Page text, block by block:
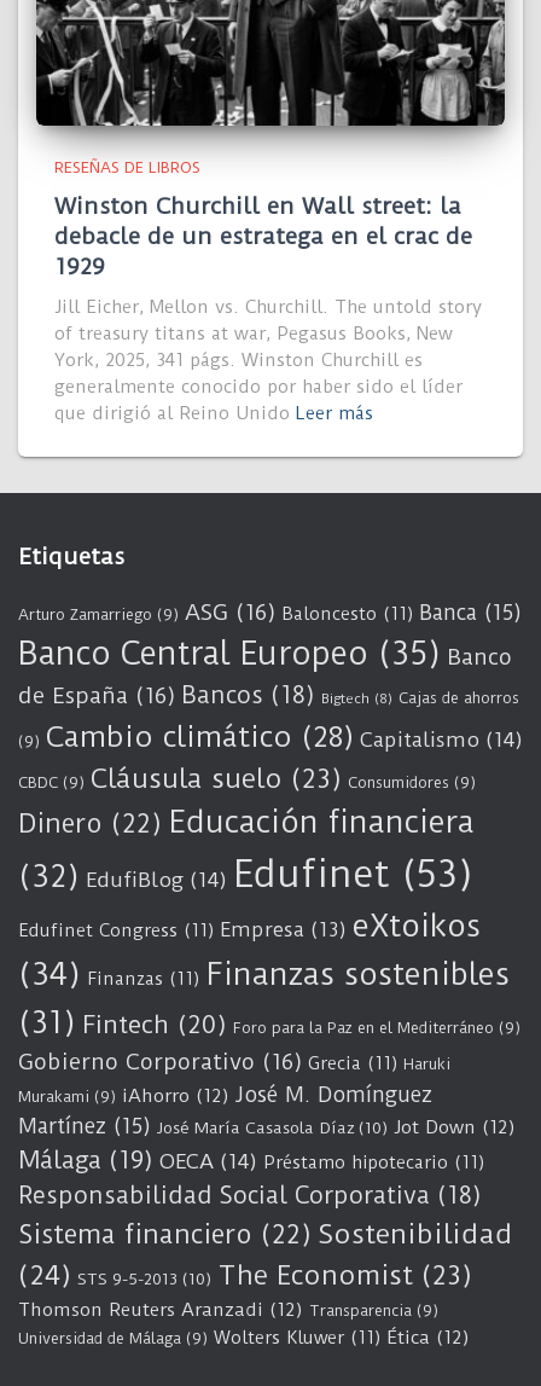
RESEÑAS DE LIBROS
Winston Churchill en Wall street: la
debacle de un estratega en el crac de
1929
Jill Eicher, Mellon vs. Churchill. The untold story
of treasury titans at war, Pegasus Books, New
York, 2025, 341 págs. Winston Churchill es
generalmente conocido por haber sido el líder
que dirigió al Reino Unido Leer más
Etiquetas
Arturo Zamarriego (9) ASG (16) Baloncesto (11) Banca (15)
Banco Central Europeo (35) Banco
de España (16) Bancos (18) Bigtech (8) Cajas de ahorros
(9) Cambio climático (28) Capitalismo (14)
CBDC (9) Cláusula suelo (23) Consumidores (9)
Dinero (22) Educación financiera
(32) EdufiBlog (14) Edufinet (53)
Edufinet Congress (11) Empresa (13) eXtoikos
(34) Finanzas (11) Finanzas sostenibles
(31) Fintech (20) Foro para la Paz en el Mediterráneo (9)
Gobierno Corporativo (16) Grecia (11) Haruki
Murakami (9) iAhorro (12) José M. Domínguez
Martínez (15) José María Casasola Díaz(10) Jot Down (12)
Málaga (19) OECA (14) Préstamo hipotecario (11)
Responsabilidad Social Corporativa (18)
Sistema financiero (22) Sostenibilidad
(24) STS 9-5-2013 (10) The Economist (23)
Thomson Reuters Aranzadi (12) Transparencia (9)
Universidad de Málaga (9) Wolters Kluwer (11) Ética (12)